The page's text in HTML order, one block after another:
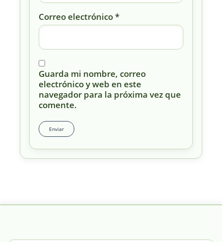
Correo electrónico*
Guarda mi nombre, correo
electrónico y web en este
navegador para la próxima vez que
comente.